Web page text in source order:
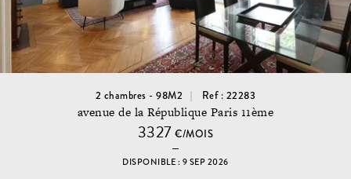
2 chambres - 98M2 Ref : 22283
avenue de la République Paris 11ème
3327€/MOIS
DISPONIBLE : 9 SEP 2026